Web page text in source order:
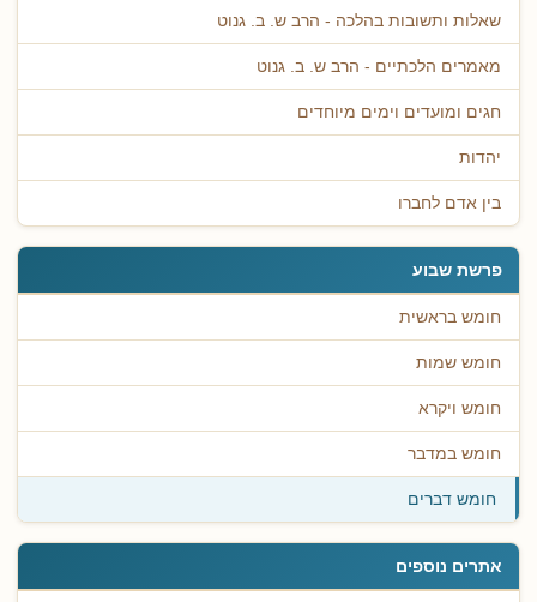
שאלות ותשובות בהלכה - הרב ש. ב. גנוט
מאמרים הלכתיים - הרב ש. ב. גנוט
חגים ומועדים וימים מיוחדים
יהדות
בין אדם לחברו
פרשת שבוע
חומש בראשית
חומש שמות
חומש ויקרא
חומש במדבר
חומש דברים
אתרים נוספים